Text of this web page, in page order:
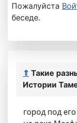
Пожалуйста
беседе.
⇑ Такие
Истории
город под